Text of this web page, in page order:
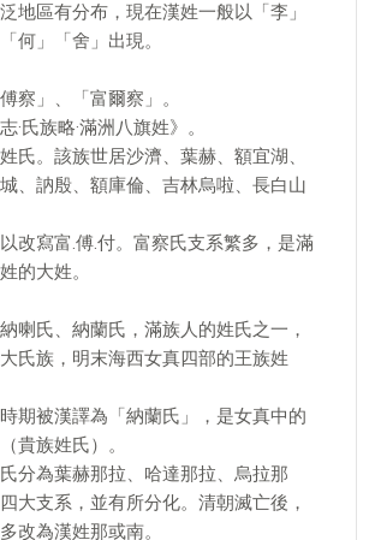
地區有分布，現在漢姓一般以「李」
何」「舍」出現。
察」、「富爾察」。
·氏族略·滿洲八旗姓》。
氏。該族世居沙濟、葉赫、額宜湖、
、訥殷、額庫倫、吉林烏啦、長白山
改寫富.傅.付。富察氏支系繁多，是滿
的大姓。
喇氏、納蘭氏，滿族人的姓氏之一，
氏族，明末海西女真四部的王族姓
期被漢譯為「納蘭氏」，是女真中的
貴族姓氏）。
分為葉赫那拉、哈達那拉、烏拉那
大支系，並有所分化。清朝滅亡後，
改為漢姓那或南。